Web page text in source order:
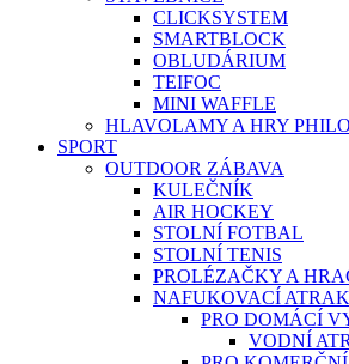
CLICKSYSTEM
SMARTBLOCK
OBLUDÁRIUM
TEIFOC
MINI WAFFLE
HLAVOLAMY A HRY
SPORT
OUTDOOR ZÁBAVA
KULEČNÍK
AIR HOCKEY
STOLNÍ FOTBAL
STOLNÍ TENIS
PROLÉZAČKY A
NAFUKOVACÍ
PRO DOMÁCÍ
VODNÍ